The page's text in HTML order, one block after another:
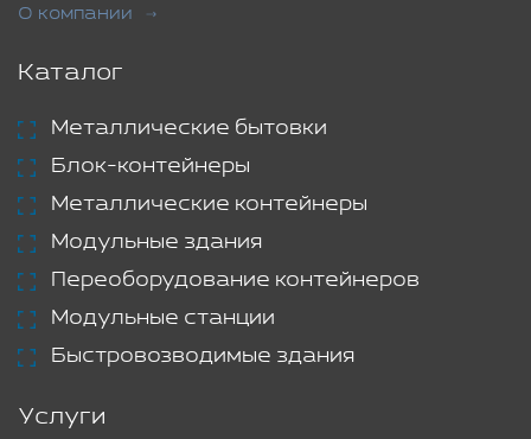
О компании
Каталог
Металлические бытовки
Блок-контейнеры
Металлические контейнеры
Модульные здания
Переоборудование контейнеров
Модульные станции
Быстровозводимые здания
Услуги